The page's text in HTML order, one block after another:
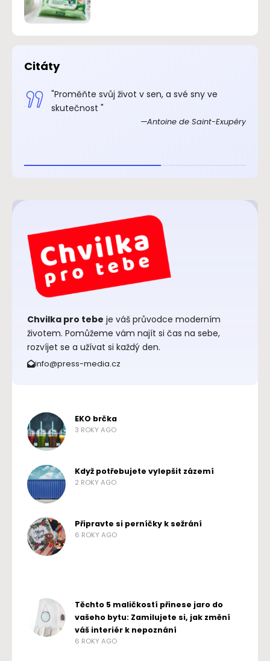
Citáty
"Proměňte svůj život v sen, a své sny ve
skutečnost "
Antoine de Saint-Exupéry
Chvilka pro tebe je váš průvodce moderním
životem. Pomůžeme vám najít si čas na sebe,
rozvíjet se a užívat si každý den.
info@press-media.cz
EKO brčka
3 ROKY AGO
Když potřebujete vylepšit zázemí
2 ROKY AGO
Připravte si perníčky k sežrání
6 ROKY AGO
Těchto 5 maličkostí přinese jaro do
vašeho bytu: Zamilujete si, jak změní
váš interiér k nepoznání
6 ROKY AGO